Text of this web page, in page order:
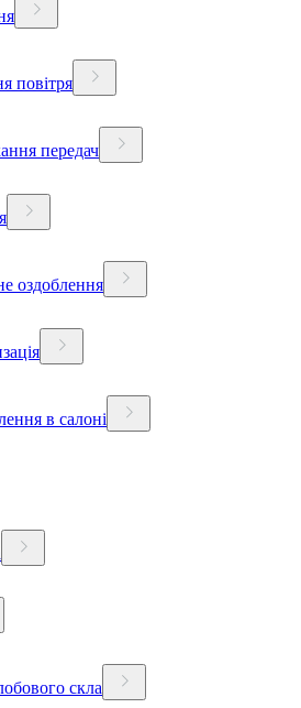
повітря
передач
оздоблення
в салоні
скла